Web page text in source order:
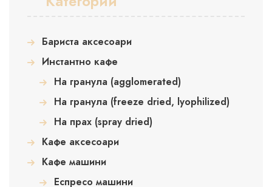
Бариста аксесоари
Инстантно кафе
На гранула (agglomerated)
На гранула (freeze dried, lyophilized)
На прах (spray dried)
Кафе аксесоари
Кафе машини
Еспресо машини